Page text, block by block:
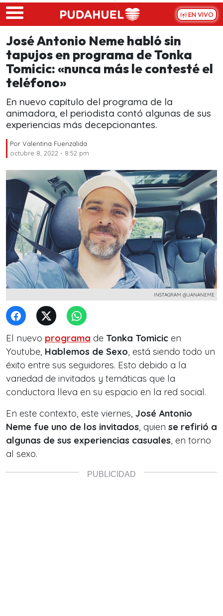
Skip to main content
EN VIVO
José Antonio Neme habló sin
tapujos en programa de Tonka
Tomicic: «nunca más le contesté el
teléfono»
En nuevo capítulo del programa de la
animadora, el periodista contó algunas de sus
experiencias más decepcionantes.
Por Valentina Fuenzalida
octubre 8, 2022 - 8:52 pm
INSTAGRAM @JANANEME
El nuevo programa de Tonka Tomicic en
Youtube, Hablemos de Sexo, está siendo todo un
éxito entre sus seguidores. Esto debido a la
variedad de invitados y temáticas que la
conductora lleva en su espacio en la red social.
En este contexto, este viernes, José Antonio
Neme fue uno de los invitados, quien se refirió a
algunas de sus experiencias casuales, en torno
al sexo.